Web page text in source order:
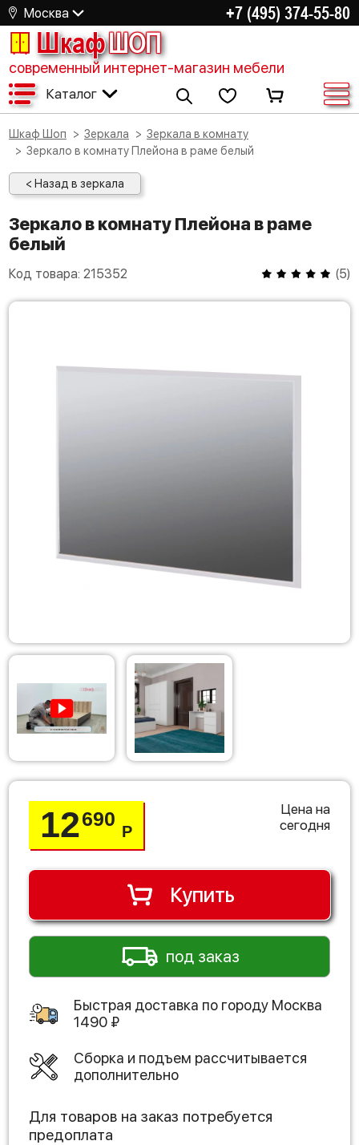
Москва +7 (495) 374-55-80
ШкафШОП
современный интернет-магазин мебели
Каталог
Шкаф Шоп Зеркала
Зеркала в комнату
Зеркало в комнату Плейона в раме белый
< Назад в зеркала
Зеркало в комнату Плейона в раме
белый
Код товара: 215352 (5)
12690
Р
Цена на
сегодня
Купить
под заказ
Быстрая доставка по городу Москва
1490 ₽
Сборка и подъем рассчитывается
дополнительно
Для товаров на заказ потребуется
предоплата